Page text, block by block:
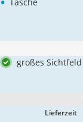
großes Sichtfeld
Lieferzeit